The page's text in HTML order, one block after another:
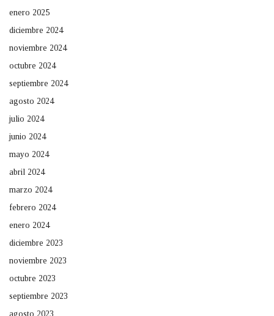
enero 2025
diciembre 2024
noviembre 2024
octubre 2024
septiembre 2024
agosto 2024
julio 2024
junio 2024
mayo 2024
abril 2024
marzo 2024
febrero 2024
enero 2024
diciembre 2023
noviembre 2023
octubre 2023
septiembre 2023
agosto 2023